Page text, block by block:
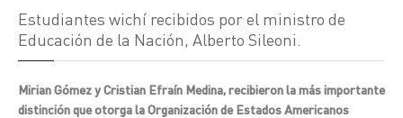
Estudiantes wichí recibidos por el ministro de
Educación de la Nación, Alberto Sileoni.
Mirian Gómez y Cristian Efraín Medina, recibieron la más importante
distinción que otorga la Organización de Estados Americanos